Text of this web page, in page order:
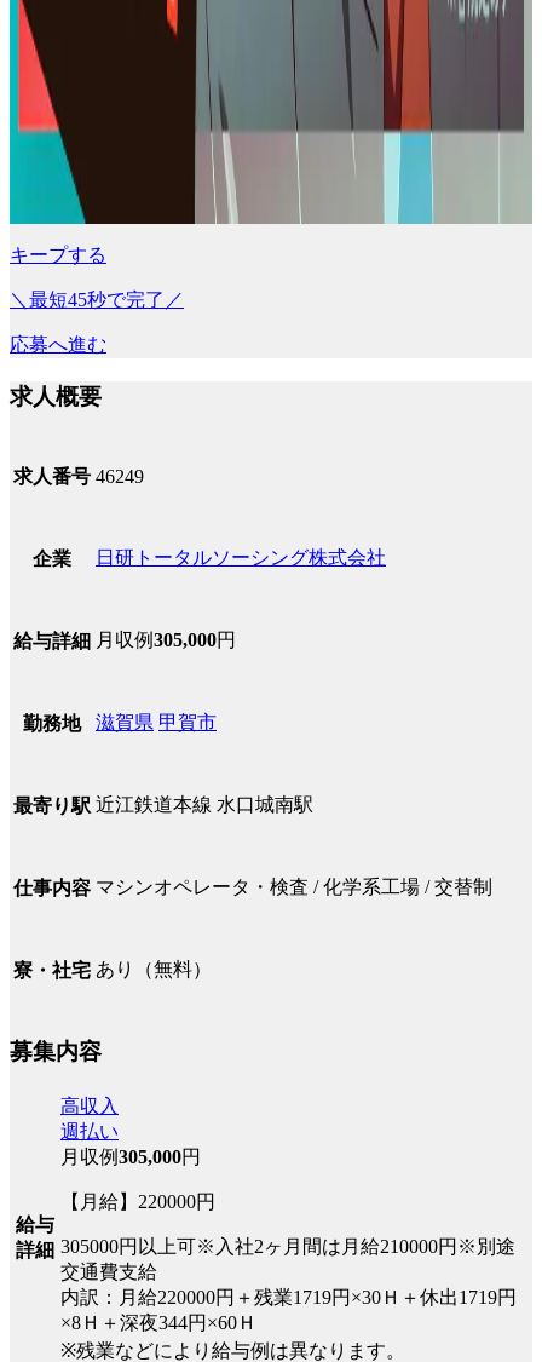
キープする
＼最短45秒で完了／
応募へ進む
求人概要
求人番号 46249
企業 日研トータルソーシング株式会社
給与詳細 月収例305,000円
勤務地 滋賀県 甲賀市
最寄り駅 近江鉄道本線 水口城南駅
仕事内容 マシンオペレータ・検査 / 化学系工場 / 交替制
寮・社宅 あり（無料）
募集内容
給与
詳細
高収入
週払い
月収例305,000円
【月給】220000円
305000円以上可※入社2ヶ月間は月給210000円※別途
交通費支給
内訳：月給220000円＋残業1719円×30Ｈ＋休出1719円
×8Ｈ＋深夜344円×60Ｈ
※残業などにより給与例は異なります。